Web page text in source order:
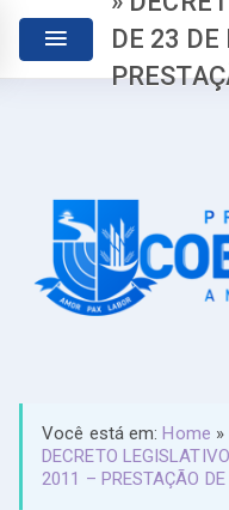
DE 23
Você está em:Home »
DECRETO
2011 – PRESTAÇÃO